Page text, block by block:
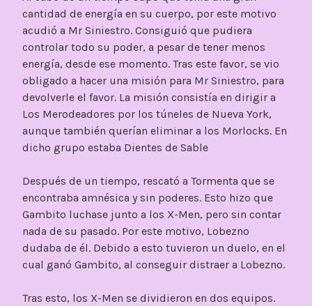
cantidad de energía en su cuerpo, por este motivo
acudió a Mr Siniestro. Consiguió que pudiera
controlar todo su poder, a pesar de tener menos
energía, desde ese momento. Tras este favor, se vio
obligado a hacer una misión para Mr Siniestro, para
devolverle el favor. La misión consistía en dirigir a
Los Merodeadores por los túneles de Nueva York,
aunque también querían eliminar a los Morlocks. En
dicho grupo estaba Dientes de Sable
Después de un tiempo, rescató a Tormenta que se
encontraba amnésica y sin poderes. Esto hizo que
Gambito luchase junto a los X-Men, pero sin contar
nada de su pasado. Por este motivo, Lobezno
dudaba de él. Debido a esto tuvieron un duelo, en el
cual ganó Gambito, al conseguir distraer a Lobezno.
Tras esto, los X-Men se dividieron en dos equipos.